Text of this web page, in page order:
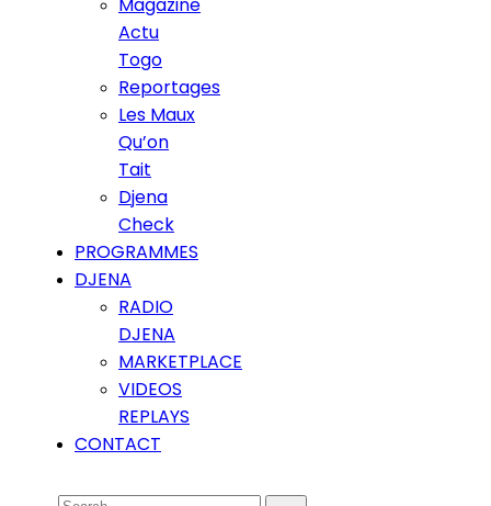
Magazine
Actu
Togo
Reportages
Les Maux
Qu’on
Tait
Djena
Check
PROGRAMMES
DJENA
RADIO
DJENA
MARKETPLACE
VIDEOS
REPLAYS
CONTACT